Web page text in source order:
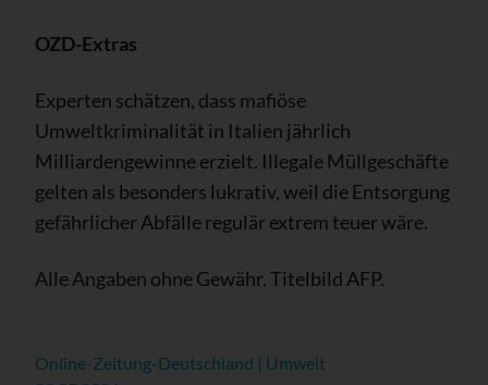
OZD-Extras
Experten schätzen, dass mafiöse
Umweltkriminalität in Italien jährlich
Milliardengewinne erzielt. Illegale Müllgeschäfte
gelten als besonders lukrativ, weil die Entsorgung
gefährlicher Abfälle regulär extrem teuer wäre.
Alle Angaben ohne Gewähr. Titelbild AFP.
Online-Zeitung-Deutschland | Umwelt